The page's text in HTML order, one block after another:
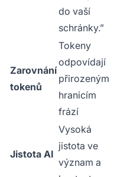
do vaší
schránky.”
Zarovnání
tokenů
Tokeny
odpovídají
přirozeným
hranicím
frází
Jistota AI
Vysoká
jistota ve
význam a